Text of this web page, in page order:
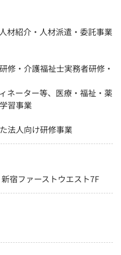
材紹介・人材派遣・委託事業
修・介護福祉士実務者研修・
ネーター等、医療・福祉・薬
習事業
法人向け研修事業
宿ファーストウエスト7F